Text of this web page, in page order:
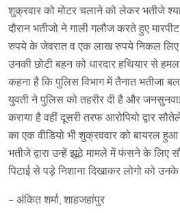
शुक्रवार को मोटर चलाने को लेकर भतीजे
दौरान भतीजो ने गाली गलौज करते हुए
रुपये के जेवरात व एक लाख रुपये निकल लिए
उनकी छोटी बहन को धारदार हथियार से
कहना है कि पुलिस विभाग में तैनात भतीजा
युवती ने पुलिस को तहरीर दी है और जनसुनवाई
कराया है वहीं दूसरी तरफ आरोपियो द्वार
का एक वीडियो भी शुक्रववार को बायरल हुआ
भतीजे द्वारा उन्हें झूठे मामले में फंसने के लिए
पिटाई से पड़े निशाना दिखाकर लोगो को
– अंकित शर्मा, शाहजहांपुर